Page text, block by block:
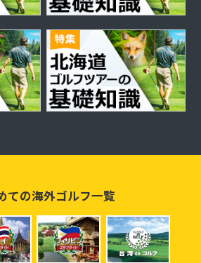
ての海外ゴルフ一覧